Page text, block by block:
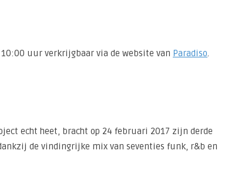
uur verkrijgbaar via de website van Paradiso
echt heet, bracht op 24 februari 2017 zijn derde
de vindingrijke mix van seventies funk, r&b en